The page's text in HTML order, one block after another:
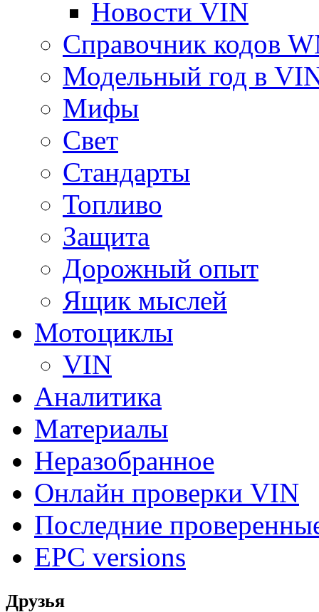
Новости VIN
Справочник кодов
Модельный год в
Мифы
Свет
Стандарты
Топливо
Защита
Дорожный опыт
Ящик мыслей
Мотоциклы
VIN
Аналитика
Материалы
Неразобранное
Онлайн проверки VIN
Последние
EPC versions
Друзья